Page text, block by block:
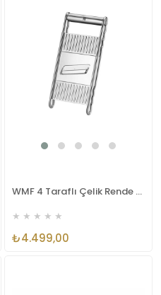
WMF 4 Taraflı Çelik Rende 3201000776
★ ★ ★ ★ ★
₺4.499,00